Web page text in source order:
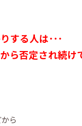
する人は･･･
から否定され続け
ら